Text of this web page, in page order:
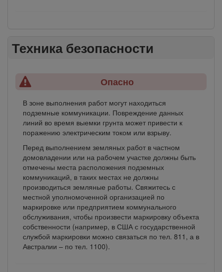
Техника безопасности
Опасно
В зоне выполнения работ могут находиться
подземные коммуникации. Повреждение данных
линий во время выемки грунта может привести к
поражению электрическим током или взрыву.
Перед выполнением земляных работ в частном
домовладении или на рабочем участке должны быть
отмечены места расположения подземных
коммуникаций, в таких местах не должны
производиться земляные работы. Свяжитесь с
местной уполномоченной организацией по
маркировке или предприятием коммунального
обслуживания, чтобы произвести маркировку объекта
собственности (например, в США с государственной
службой маркировки можно связаться по тел. 811, а в
Австралии – по тел. 1100).